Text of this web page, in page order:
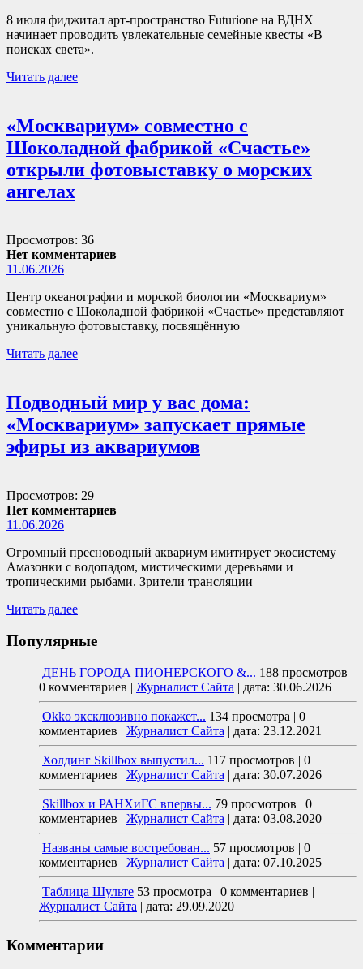
8 июля фиджитал арт-пространство Futurione на ВДНХ
начинает проводить увлекательные семейные квесты «В
поисках света».
Читать далее
«Москвариум» совместно с
Шоколадной фабрикой «Счастье»
открыли фотовыставку о морских
ангелах
Просмотров: 36
Нет комментариев
11.06.2026
Центр океанографии и морской биологии «Москвариум»
совместно с Шоколадной фабрикой «Счастье» представляют
уникальную фотовыставку, посвящённую
Читать далее
Подводный мир у вас дома:
«Москвариум» запускает прямые
эфиры из аквариумов
Просмотров: 29
Нет комментариев
11.06.2026
Огромный пресноводный аквариум имитирует экосистему
Амазонки с водопадом, мистическими деревьями и
тропическими рыбами. Зрители трансляции
Читать далее
Популярные
ДЕНЬ ГОРОДА ПИОНЕРСКОГО &... 188 просмотров |
0 комментариев | Журналист Сайта | дата: 30.06.2026
Okko эксклюзивно покажет... 134 просмотра | 0
комментариев | Журналист Сайта | дата: 23.12.2021
Холдинг Skillbox выпустил... 117 просмотров | 0
комментариев | Журналист Сайта | дата: 30.07.2026
Skillbox и РАНХиГС впервы... 79 просмотров | 0
комментариев | Журналист Сайта | дата: 03.08.2020
Названы самые востребован... 57 просмотров | 0
комментариев | Журналист Сайта | дата: 07.10.2025
Таблица Шульте 53 просмотра | 0 комментариев |
Журналист Сайта | дата: 29.09.2020
Комментарии